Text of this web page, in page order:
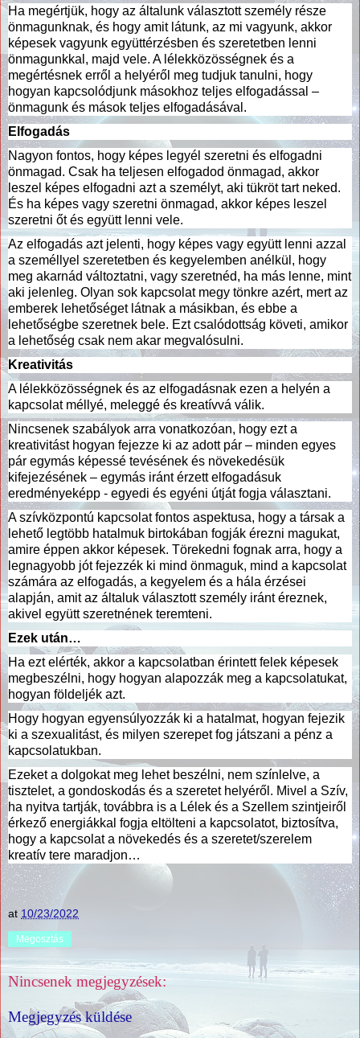
Ha megértjük, hogy az általunk választott személy része
önmagunknak, és hogy amit látunk, az mi vagyunk, akkor
képesek vagyunk együttérzésben és szeretetben lenni
önmagunkkal, majd vele. A lélekközösségnek és a
megértésnek erről a helyéről meg tudjuk tanulni, hogy
hogyan kapcsolódjunk másokhoz teljes elfogadással –
önmagunk és mások teljes elfogadásával.
Elfogadás
Nagyon fontos, hogy képes legyél szeretni és elfogadni
önmagad. Csak ha teljesen elfogadod önmagad, akkor
leszel képes elfogadni azt a személyt, aki tükröt tart neked.
És ha képes vagy szeretni önmagad, akkor képes leszel
szeretni őt és együtt lenni vele.
Az elfogadás azt jelenti, hogy képes vagy együtt lenni azzal
a személlyel szeretetben és kegyelemben anélkül, hogy
meg akarnád változtatni, vagy szeretnéd, ha más lenne, mint
aki jelenleg. Olyan sok kapcsolat megy tönkre azért, mert az
emberek lehetőséget látnak a másikban, és ebbe a
lehetőségbe szeretnek bele. Ezt csalódottság követi, amikor
a lehetőség csak nem akar megvalósulni.
Kreativitás
A lélekközösségnek és az elfogadásnak ezen a helyén a
kapcsolat méllyé, meleggé és kreatívvá válik.
Nincsenek szabályok arra vonatkozóan, hogy ezt a
kreativitást hogyan fejezze ki az adott pár – minden egyes
pár egymás képessé tevésének és növekedésük
kifejezésének – egymás iránt érzett elfogadásuk
eredményeképp - egyedi és egyéni útját fogja választani.
A szívközpontú kapcsolat fontos aspektusa, hogy a társak a
lehető legtöbb hatalmuk birtokában fogják érezni magukat,
amire éppen akkor képesek. Törekedni fognak arra, hogy a
legnagyobb jót fejezzék ki mind önmaguk, mind a kapcsolat
számára az elfogadás, a kegyelem és a hála érzései
alapján, amit az általuk választott személy iránt éreznek,
akivel együtt szeretnének teremteni.
Ezek után…
Ha ezt elérték, akkor a kapcsolatban érintett felek képesek
megbeszélni, hogy hogyan alapozzák meg a kapcsolatukat,
hogyan földeljék azt.
Hogy hogyan egyensúlyozzák ki a hatalmat, hogyan fejezik
ki a szexualitást, és milyen szerepet fog játszani a pénz a
kapcsolatukban.
Ezeket a dolgokat meg lehet beszélni, nem színlelve, a
tisztelet, a gondoskodás és a szeretet helyéről. Mivel a Szív,
ha nyitva tartják, továbbra is a Lélek és a Szellem szintjeiről
érkező energiákkal fogja eltölteni a kapcsolatot, biztosítva,
hogy a kapcsolat a növekedés és a szeretet/szerelem
kreatív tere maradjon…
at 10/23/2022
Megosztás
Nincsenek megjegyzések:
Megjegyzés küldése